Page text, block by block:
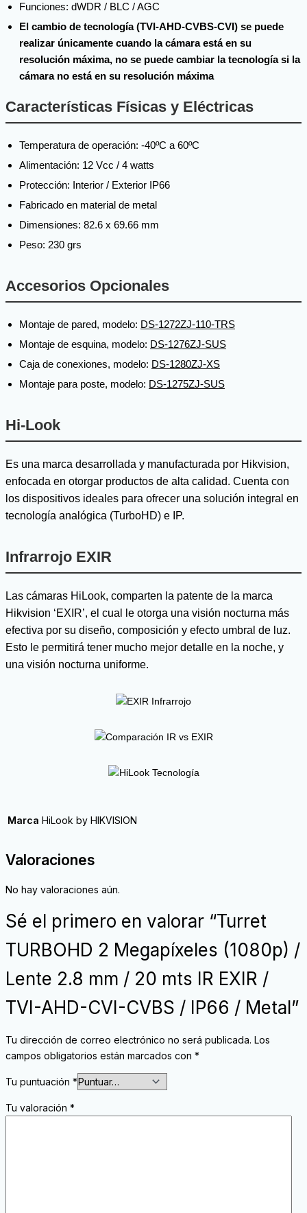
Funciones: dWDR / BLC / AGC
El cambio de tecnología (TVI-AHD-CVBS-CVI) se puede
realizar únicamente cuando la cámara está en su
resolución máxima, no se puede cambiar la tecnología si la
cámara no está en su resolución máxima
Características Físicas y Eléctricas
Temperatura de operación: -40ºC a 60ºC
Alimentación: 12 Vcc / 4 watts
Protección: Interior / Exterior IP66
Fabricado en material de metal
Dimensiones: 82.6 x 69.66 mm
Peso: 230 grs
Accesorios Opcionales
Montaje de pared, modelo: DS-1272ZJ-110-TRS
Montaje de esquina, modelo: DS-1276ZJ-SUS
Caja de conexiones, modelo: DS-1280ZJ-XS
Montaje para poste, modelo: DS-1275ZJ-SUS
Hi-Look
Es una marca desarrollada y manufacturada por Hikvision,
enfocada en otorgar productos de alta calidad. Cuenta con
los dispositivos ideales para ofrecer una solución integral en
tecnología analógica (TurboHD) e IP.
Infrarrojo EXIR
Las cámaras HiLook, comparten la patente de la marca
Hikvision ‘EXIR’, el cual le otorga una visión nocturna más
efectiva por su diseño, composición y efecto umbral de luz.
Esto le permitirá tener mucho mejor detalle en la noche, y
una visión nocturna uniforme.
Marca HiLook by HIKVISION
Valoraciones
No hay valoraciones aún.
Sé el primero en valorar “Turret
TURBOHD 2 Megapíxeles (1080p) /
Lente 2.8 mm / 20 mts IR EXIR /
TVI-AHD-CVI-CVBS / IP66 / Metal”
Tu dirección de correo electrónico no será publicada. Los
campos obligatorios están marcados con *
Tu puntuación *
Tu valoración *